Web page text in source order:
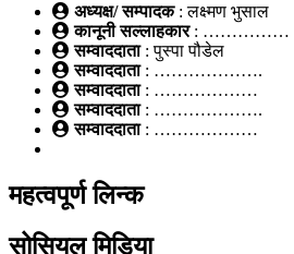
अध्यक्ष/ सम्पादक: लक्ष्मण भुसाल
कानूनी सल्लाहकार : ……………
सम्वाददाता: पुस्पा पौडेल
सम्वाददाता : ……………….
सम्वाददाता: ………………
सम्वाददाता: ……………….
सम्वाददाता: ………………
महत्वपूर्ण लिन्क
सोसियल मिडिया